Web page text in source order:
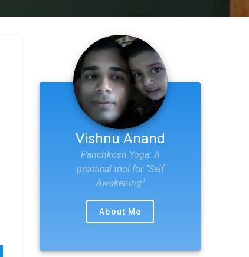
Vishnu Anand
Panchkosh Yoga: A
practical tool for "Self
Awakening"
About Me